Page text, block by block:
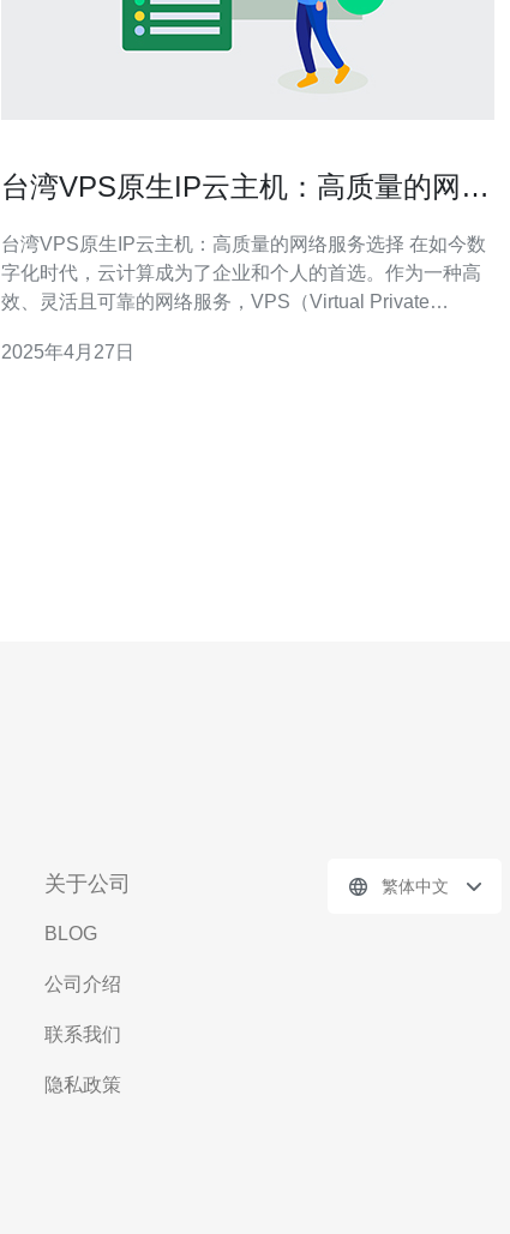
台湾VPS原生IP云主机：高质量的网络
台湾VPS原生IP云主机：高质量的网络服务选择 在如今数
字化时代，云计算成为了企业和个人的首选。作为一种高
效、灵活且可靠的网络服务，VPS（Virtual Private
湾VPS原生IP云主机则以其高质量的网络服务成为了用户
2025年4月27日
关于公司
BLOG
公司介绍
联系我们
隐私政策
繁体中文